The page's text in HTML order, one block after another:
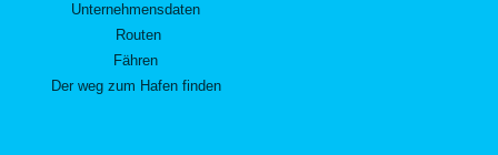
Unternehmensdaten
Routen
Fähren
Der weg zum Hafen finden